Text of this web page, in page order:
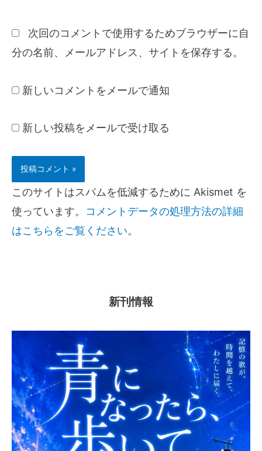
次回のコメントで使用するためブラウザーに自
分の名前、メールアドレス、サイトを保存する。
新しいコメントをメールで通知
新しい投稿をメールで受け取る
このサイトはスパムを低減するために Akismet を
使っています。 コメントデータの処理方法の詳細
はこちらをご覧ください。
新刊情報